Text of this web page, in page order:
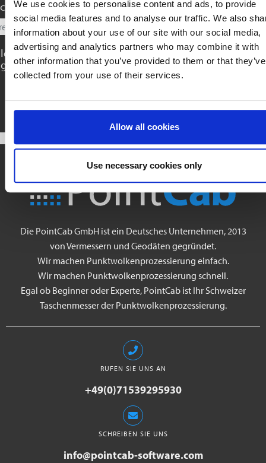
We use cookies to personalise content and ads, to provide
social media features and to analyse our traffic. We also
information about your use of our site with our social media,
advertising and analytics partners who may combine it with
other information that you’ve provided to them or that they’ve
collected from your use of their services.
Allow all cookies
Use necessary cookies only
Sie uns noch etwas mitteilen?
Ich stimme der Verwendung meiner Daten gemäß den
geltendenDatenschutzbedingungenzu.
Die PointCab GmbH ist ein Deutsches Unternehmen, 2013
von Vermessern und Geodäten gegründet.
Wir machen Punktwolkenprozessierung einfach.
Wir machen Punktwolkenprozessierung schnell.
Egal ob Beginner oder Experte, PointCab ist Ihr Schweizer
Taschenmesser der Punktwolkenprozessierung.
RUFEN SIE UNS AN
+49(0)71539295930
SCHREIBEN SIE UNS
info@pointcab-software.com